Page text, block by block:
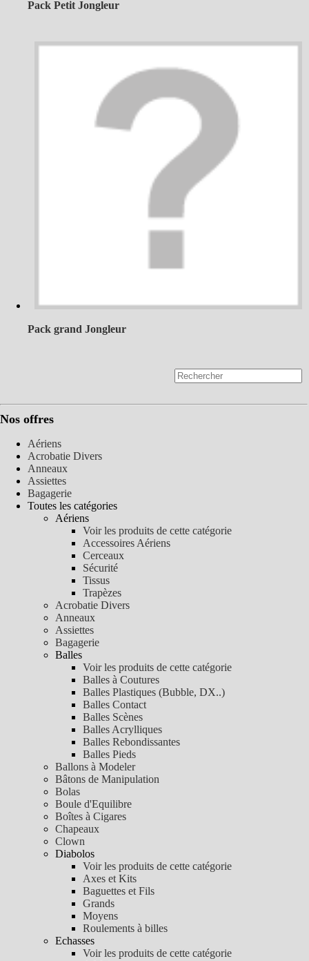
Pack Petit Jongleur
Pack grand Jongleur
Nos offres
Aériens
Acrobatie Divers
Anneaux
Assiettes
Bagagerie
Toutes les catégories
Aériens
Voir les produits de cette catégorie
Accessoires Aériens
Cerceaux
Sécurité
Tissus
Trapèzes
Acrobatie Divers
Anneaux
Assiettes
Bagagerie
Balles
Voir les produits de cette catégorie
Balles à Coutures
Balles Plastiques (Bubble, DX..)
Balles Contact
Balles Scènes
Balles Acrylliques
Balles Rebondissantes
Balles Pieds
Ballons à Modeler
Bâtons de Manipulation
Bolas
Boule d'Equilibre
Boîtes à Cigares
Chapeaux
Clown
Diabolos
Voir les produits de cette catégorie
Axes et Kits
Baguettes et Fils
Grands
Moyens
Roulements à billes
Echasses
Voir les produits de cette catégorie